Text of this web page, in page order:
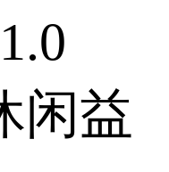
闲益